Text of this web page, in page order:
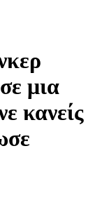
μια
κανείς